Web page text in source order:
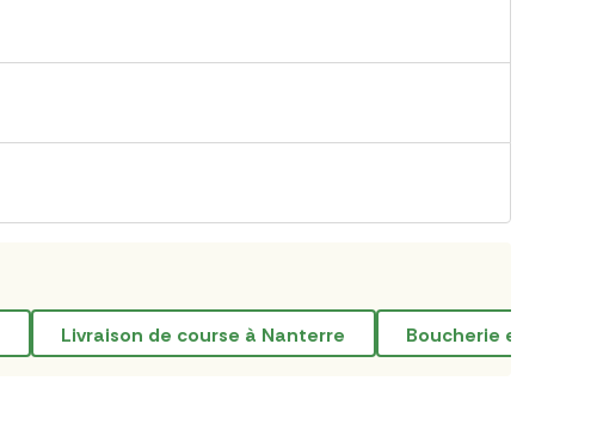
livraison de course à Nanterre Boucherie en ligne